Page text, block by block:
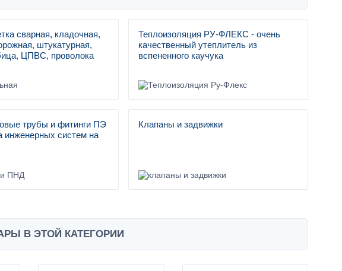
сварная, кладочная,
штукатурная,
ЦПВС, проволока
Теплоизоляция РУ-ФЛЕКС - очень
качественный утеплитель из
вспененного каучука
трубы и фитинги ПЭ
инженерных систем на
Клапаны и задвижки
В ЭТОЙ КАТЕГОРИИ